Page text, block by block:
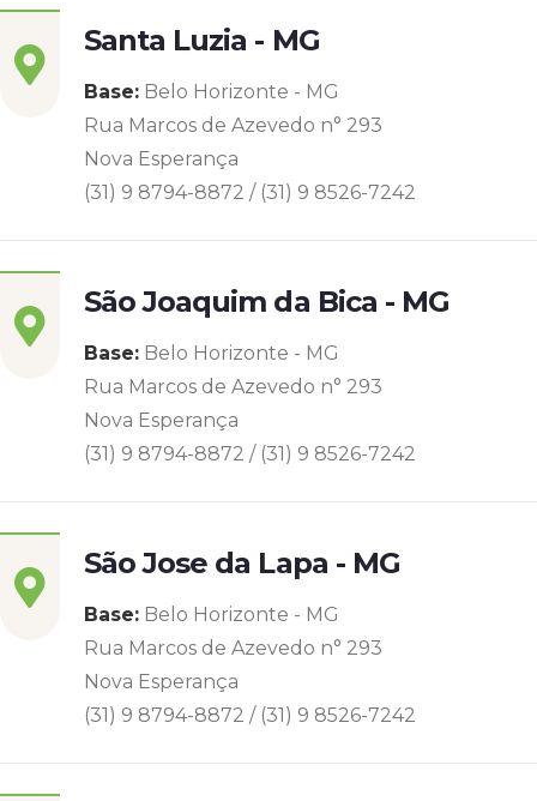
Santa Luzia - MG
Base: Belo Horizonte - MG
Rua Marcos de Azevedo n° 293
Nova Esperança
(31) 9 8794-8872 / (31) 9 8526-7242
São Joaquim da Bica - MG
Base: Belo Horizonte - MG
Rua Marcos de Azevedo n° 293
Nova Esperança
(31) 9 8794-8872 / (31) 9 8526-7242
São Jose da Lapa - MG
Base: Belo Horizonte - MG
Rua Marcos de Azevedo n° 293
Nova Esperança
(31) 9 8794-8872 / (31) 9 8526-7242